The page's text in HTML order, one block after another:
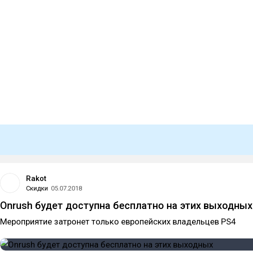
Rakot
Скидки 05.07.2018
Onrush будет доступна бесплатно на этих выходных
Мероприятие затронет только европейских владельцев PS4